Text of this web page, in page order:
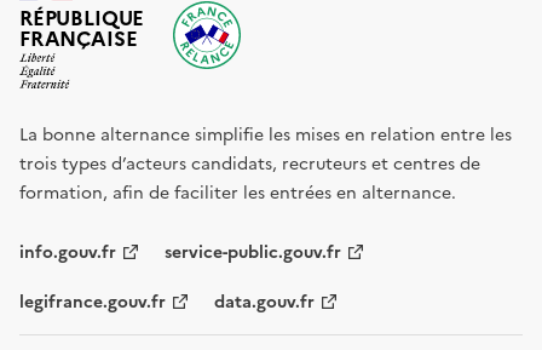
RÉPUBLIQUE
FRANÇAISE
La bonne alternance simplifie les mises en relation entre les
trois types d’acteurs candidats, recruteurs et centres de
formation, afin de faciliter les entrées en alternance.
info.gouv.fr service-public.gouv.fr
legifrance.gouv.fr data.gouv.fr